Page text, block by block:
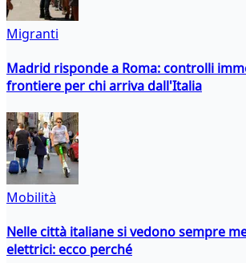
Migranti
Madrid risponde a Roma: controlli
frontiere per chi arriva dall'Italia
Mobilità
Nelle città italiane si vedono sempre
elettrici: ecco perché